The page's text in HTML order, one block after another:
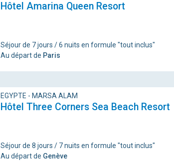
Hôtel Amarina Queen Resort
Séjour de 7 jours / 6 nuits en formule "tout inclus"
Au départ de Paris
EGYPTE - MARSA ALAM
Hôtel Three Corners Sea Beach Resort
Séjour de 8 jours / 7 nuits en formule "tout inclus"
Au départ de Genève